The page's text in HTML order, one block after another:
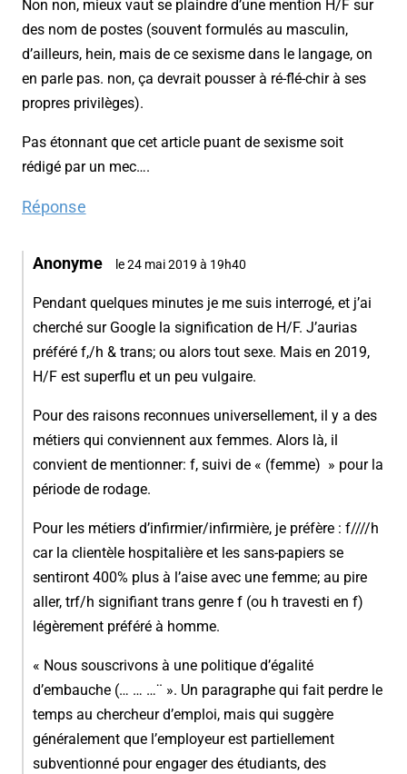
Non non, mieux vaut se plaindre d’une mention H/F sur
des nom de postes (souvent formulés au masculin,
d’ailleurs, hein, mais de ce sexisme dans le langage, on
en parle pas. non, ça devrait pousser à ré-flé-chir à ses
propres privilèges).
Pas étonnant que cet article puant de sexisme soit
rédigé par un mec….
Réponse
Anonyme le 24 mai 2019 à 19h40
Pendant quelques minutes je me suis interrogé, et j’ai
cherché sur Google la signification de H/F. J’aurias
préféré f,/h & trans; ou alors tout sexe. Mais en 2019,
H/F est superflu et un peu vulgaire.
Pour des raisons reconnues universellement, il y a des
métiers qui conviennent aux femmes. Alors là, il
convient de mentionner: f, suivi de « (femme) » pour la
période de rodage.
Pour les métiers d’infirmier/infirmière, je préfère : f////h
car la clientèle hospitalière et les sans-papiers se
sentiront 400% plus à l’aise avec une femme; au pire
aller, trf/h signifiant trans genre f (ou h travesti en f)
légèrement préféré à homme.
« Nous souscrivons à une politique d’égalité
d’embauche (… … …¨ ». Un paragraphe qui fait perdre le
temps au chercheur d’emploi, mais qui suggère
généralement que l’employeur est partiellement
subventionné pour engager des étudiants, des